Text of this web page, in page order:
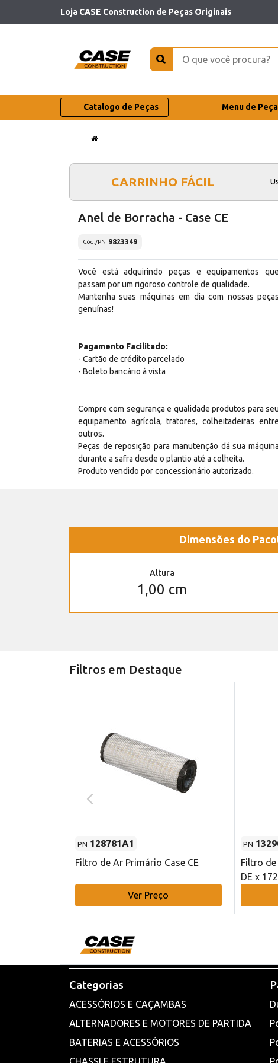
Loja CASE Construction de Peças Originais
Catalogo de Peças Menu de
CARRINHO FÁCIL
Anel de Borracha - Case CE
Cód./PN 9823349
Você está adquirindo peças e equipamentos que
passam por um rigoroso controle de qualidade.
Mantenha suas máquinas em dia com nossas peças
genuínas!
Pagamento Facilitado:
- Cartão de crédito parcelado
- Boleto bancário à vista
Compre com segurança e qualidade produtos para seu
equipamento agrícola, tratores, colheitadeiras entre
outros.
Peças de reposição para manutenção dá sua máquina
durante a safra desde o plantio até a colheita.
Produto vendido por concessionário autorizado.
Dimensões do
Altura
1,00 cm
Filtros em Destaque
PN 128781A1
Filtro de Ar Primário Case CE
Ver Preço
PN
Filtro
DE x
Categorias
ACESSÓRIOS E CAÇAMBAS
ALTERNADORES E MOTORES DE PARTIDA
BATERIAS E ACESSÓRIOS